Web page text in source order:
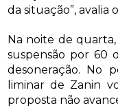
da situação”, avalia
Na noite de
suspensão por 60
desoneração. No
liminar de Zanin
proposta não